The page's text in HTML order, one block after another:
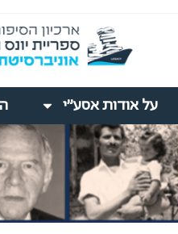
על אודות אסע"י